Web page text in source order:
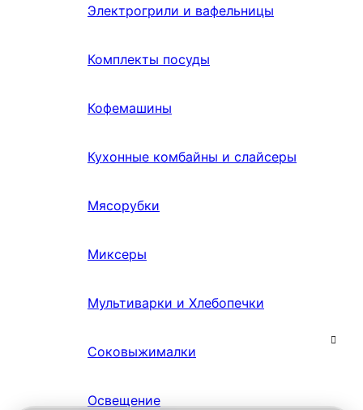
Электрогрили и вафельницы
Комплекты посуды
Кофемашины
Кухонные комбайны и слайсеры
Мясорубки
Миксеры
Мультиварки и Хлебопечки
Соковыжималки
Освещение